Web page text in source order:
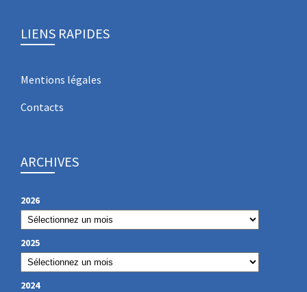
LIENS RAPIDES
Mentions légales
Contacts
ARCHIVES
2026
2025
2024